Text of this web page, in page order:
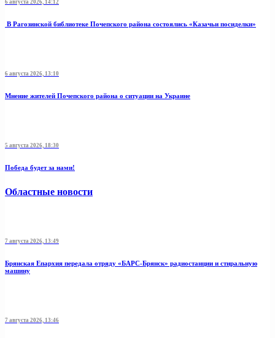
6 августа 2026, 14:12
В Рагозинской библиотеке Почепского района состоялись «Казачьи посиделки»
6 августа 2026, 13:10
Мнение жителей Почепского района о ситуации на Украине
5 августа 2026, 18:30
Победа будет за нами!
Областные новости
7 августа 2026, 13:49
Брянская Епархия передала отряду «БАРС-Брянск» радиостанции и стиральную
машину
7 августа 2026, 13:46